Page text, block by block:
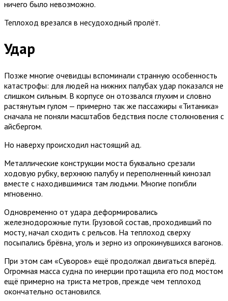
ничего было невозможно.
Теплоход врезался в несудоходный пролёт.
Удар
Позже многие очевидцы вспоминали странную особенность
катастрофы: для людей на нижних палубах удар показался не
слишком сильным. В корпусе он отозвался глухим и словно
растянутым гулом — примерно так же пассажиры «Титаника»
сначала не поняли масштабов бедствия после столкновения с
айсбергом.
Но наверху происходил настоящий ад.
Металлические конструкции моста буквально срезали
ходовую рубку, верхнюю палубу и переполненный кинозал
вместе с находившимися там людьми. Многие погибли
мгновенно.
Одновременно от удара деформировались
железнодорожные пути. Грузовой состав, проходивший по
мосту, начал сходить с рельсов. На теплоход сверху
посыпались брёвна, уголь и зерно из опрокинувшихся вагонов.
При этом сам «Суворов» ещё продолжал двигаться вперёд.
Огромная масса судна по инерции протащила его под мостом
ещё примерно на триста метров, прежде чем теплоход
окончательно остановился.